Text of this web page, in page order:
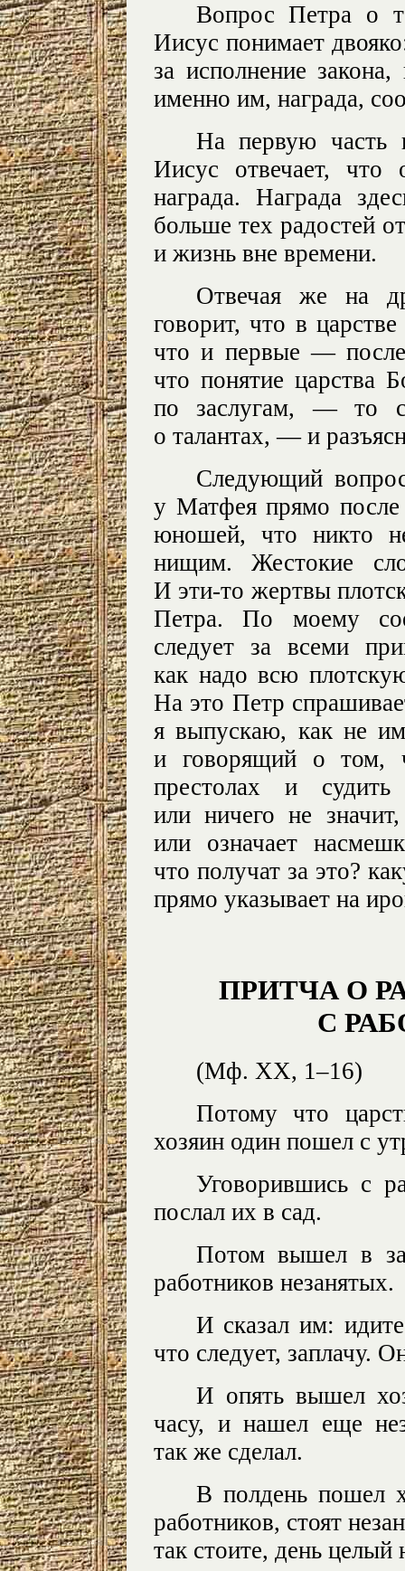
Вопрос Петра о
Иисус понимает
за исполнение
именно им, награда,
На первую часть
Иисус отвечает, что
награда. Награда
больше тех радостей
и жизнь вне времени.
Отвечая же на
говорит, что в
что и первые —
что понятие царства
по заслугам, — то
о талантах, — и
Следующий
у Матфея прямо после
юношей, что никто
нищим. Жестокие
И эти-то жертвы
Петра. По моему
следует за всеми
как надо всю
На это Петр
я выпускаю, как не
и говорящий о том,
престолах и
или ничего не
или означает
что получат за это?
прямо указывает на
ПРИТЧА О
С
(Мф. XX, 1–16)
Потому что
хозяин один пошел с
Уговорившись с
послал их в сад.
Потом вышел в
работников незанятых.
И сказал им:
что следует, заплачу.
И опять вышел
часу, и нашел еще
так же сделал.
В полдень пошел
работников, стоят
так стоите, день целый